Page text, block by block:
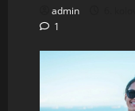
admin
1